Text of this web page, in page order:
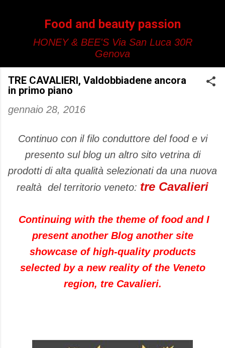
Food and beauty passion
HONEY & BEE'S Via San Luca 30R
Genova
TRE CAVALIERI, Valdobbiadene ancora
in primo piano
gennaio 28, 2016
Continuo con il filo conduttore del food e vi
presento sul blog un altro sito vetrina di
prodotti di alta qualità selezionati da una nuova
realtà del territorio veneto: tre Cavalieri
Continuing with the theme of food and I
present another Blog another site
showcase of high-quality products
selected by a new reality of the Veneto
region, tre Cavalieri.